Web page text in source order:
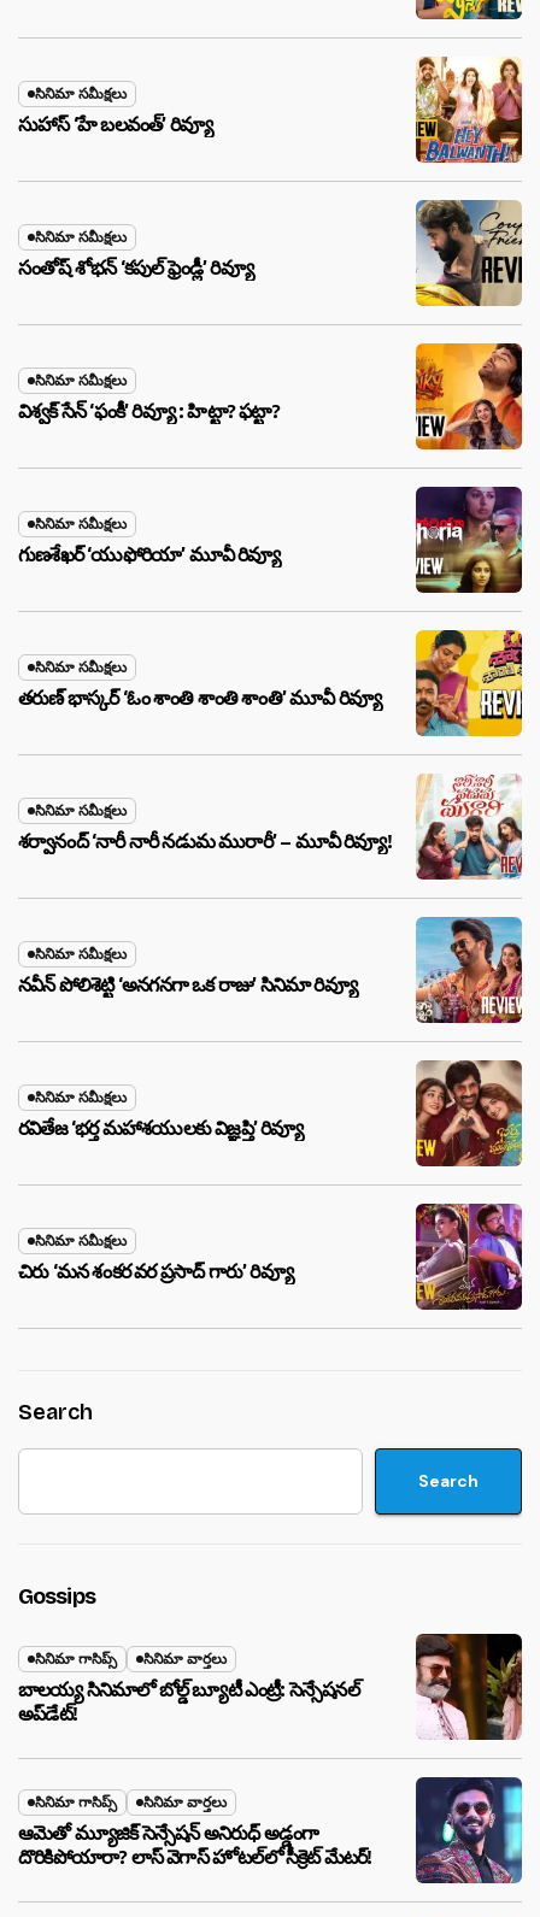
సినిమా సమీక్షలు
సుహాస్ ‘హే బలవంత్’ రివ్యూ
సినిమా సమీక్షలు
సంతోష్ శోభన్ ‘కపుల్ ఫ్రెండ్లీ’ రివ్యూ
సినిమా సమీక్షలు
విశ్వక్ సేన్ ‘ఫంకీ’ రివ్యూ : హిట్టా? ఫట్టా?
సినిమా సమీక్షలు
గుణశేఖర్ ‘యుఫోరియా’ మూవీ రివ్యూ
సినిమా సమీక్షలు
తరుణ్ భాస్కర్ ‘ఓం శాంతి శాంతి శాంతి’ మూవీ రివ్యూ
సినిమా సమీక్షలు
శర్వానంద్ ‘నారీ నారీ నడుమ మురారీ’ – మూవీ రివ్యూ!
సినిమా సమీక్షలు
నవీన్ పోలిశెట్టి ‘అనగనగా ఒక రాజు’ సినిమా రివ్యూ
సినిమా సమీక్షలు
రవితేజ ‘భర్త మహాశయులకు విజ్ఞప్తి’ రివ్యూ
సినిమా సమీక్షలు
చిరు ‘మ‌న శంక‌ర వ‌ర ప్ర‌సాద్ గారు’ రివ్యూ
Search
Search
Gossips
సినిమా గాసిప్స్ సినిమా వార్తలు
బాలయ్య సినిమాలో బోల్డ్ బ్యూటీ ఎంట్రీ: సెన్సేషనల్
అప్‌డేట్!
సినిమా గాసిప్స్ సినిమా వార్తలు
ఆమెతో మ్యూజిక్ సెన్సేషన్ అనిరుధ్ అడ్డంగా
దొరికిపోయారా? లాస్ వెగాస్ హోటల్‌లో సీక్రెట్ మేటర్!